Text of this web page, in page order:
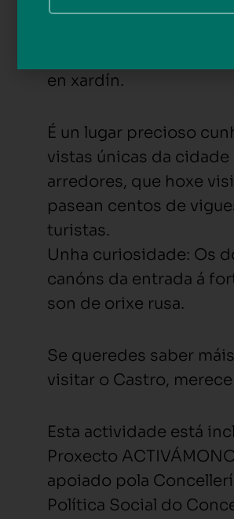
explicativo das batallas
en xardín.
É un lugar precioso
vistas únicas da cidade
arredores, que hoxe
pasean centos de
turistas.
Unha curiosidade: Os
canóns da entrada á
son de orixe rusa.
Se queredes saber
visitar o Castro,
Esta actividade está
Proxecto
apoiado pola
Política Social do